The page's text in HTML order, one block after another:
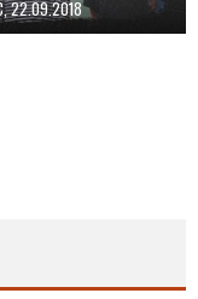
22.09.2018